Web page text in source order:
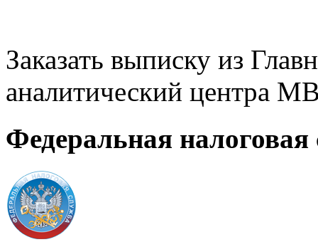
Заказать выписку из
аналитический центра
Федеральная налоговая